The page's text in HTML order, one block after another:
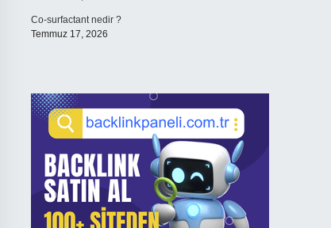
Co-surfactant nedir ?
Temmuz 17, 2026